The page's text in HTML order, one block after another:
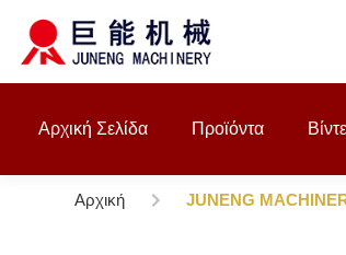
Αρχική Σελίδα Προϊόντα
Αρχική JUNENG